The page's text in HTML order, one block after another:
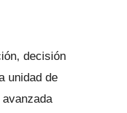
decisión
unidad de